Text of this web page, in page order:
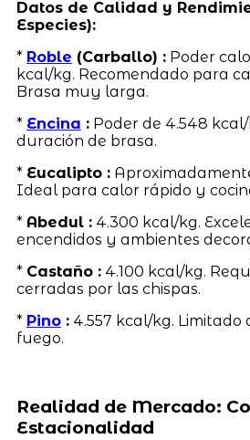
Datos de Calidad y
Especies):
* Roble (Carballo) :Poder
kcal/kg. Recomendado para
Brasa muy larga.
* Encina :Poder de 4.548
duración de brasa.
* Eucalipto :
Ideal para calor rápido y
* Abedul :4.300 kcal/kg.
encendidos y ambientes
* Castaño :4.100 kcal/kg.
cerradas por las chispas.
* Pino:4.557 kcal/kg. Limitado
fuego.
Realidad de Mercado:
Estacionalidad